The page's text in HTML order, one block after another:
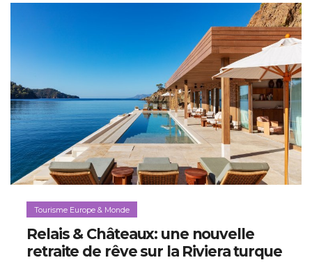
Tourisme Europe & Monde
Relais & Châteaux: une nouvelle
retraite de rêve sur la Riviera turque